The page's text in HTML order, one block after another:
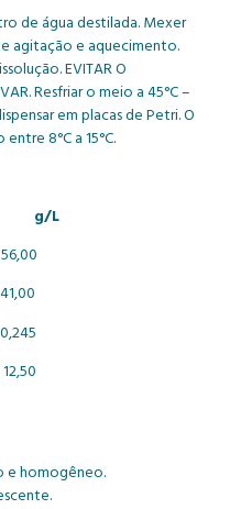
de água destilada. Mexer
agitação e aquecimento.
EVITAR O
Resfriar o meio a 45°C –
em placas de Petri. O
8°C a 15°C.
L
e homogêneo.